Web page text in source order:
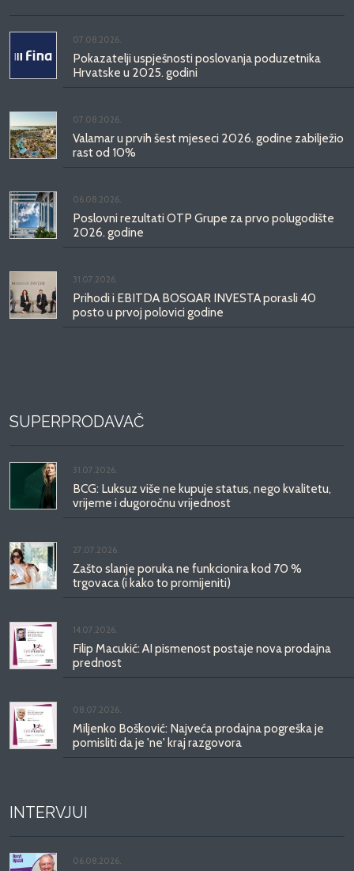
07.08.2026.
Pokazatelji uspješnosti poslovanja poduzetnika
Hrvatske u 2025. godini
07.08.2026.
Valamar u prvih šest mjeseci 2026. godine zabilježio
rast od 10%
06.08.2026.
Poslovni rezultati OTP Grupe za prvo polugodište
2026. godine
31.07.2026.
Prihodi i EBITDA BOSQAR INVESTA porasli 40
posto u prvoj polovici godine
SUPERPRODAVAČ
31.07.2026.
BCG: Luksuz više ne kupuje status, nego kvalitetu,
vrijeme i dugoročnu vrijednost
27.07.2026.
Zašto slanje poruka ne funkcionira kod 70 %
trgovaca (i kako to promijeniti)
14.07.2026.
Filip Macukić: AI pismenost postaje nova prodajna
prednost
08.07.2026.
Miljenko Bošković: Najveća prodajna pogreška je
pomisliti da je 'ne' kraj razgovora
INTERVJUI
06.08.2026.